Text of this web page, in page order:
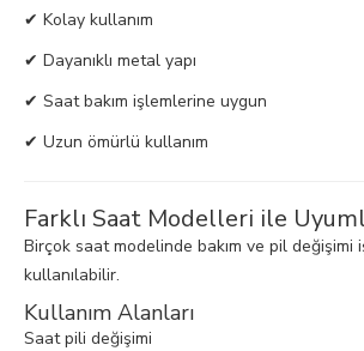
✔ Kolay kullanım
✔ Dayanıklı metal yapı
✔ Saat bakım işlemlerine uygun
✔ Uzun ömürlü kullanım
Farklı Saat Modelleri ile
Birçok saat modelinde bakım ve pil değişimi
kullanılabilir.
Kullanım Alanları
Saat pili değişimi